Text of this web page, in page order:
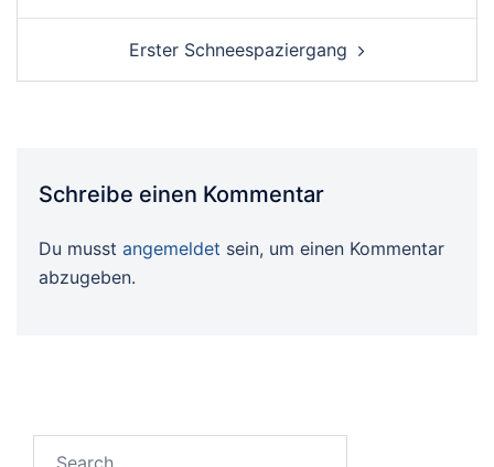
Erster Schneespaziergang
Schreibe einen Kommentar
Du musst angemeldet sein, um einen Kommentar
abzugeben.